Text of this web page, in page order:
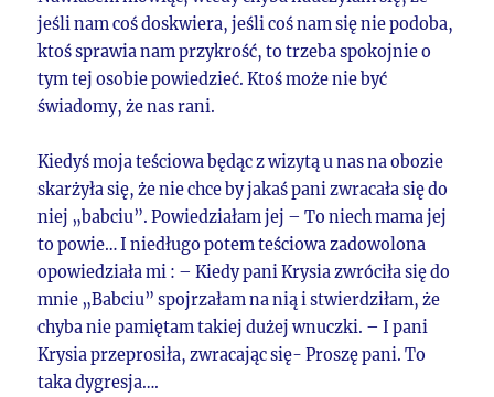
jeśli nam coś doskwiera, jeśli coś nam się nie podoba,
ktoś sprawia nam przykrość, to trzeba spokojnie o
tym tej osobie powiedzieć. Ktoś może nie być
świadomy, że nas rani.
Kiedyś moja teściowa będąc z wizytą u nas na obozie
skarżyła się, że nie chce by jakaś pani zwracała się do
niej „babciu”. Powiedziałam jej – To niech mama jej
to powie… I niedługo potem teściowa zadowolona
opowiedziała mi : – Kiedy pani Krysia zwróciła się do
mnie „Babciu” spojrzałam na nią i stwierdziłam, że
chyba nie pamiętam takiej dużej wnuczki. – I pani
Krysia przeprosiła, zwracając się- Proszę pani. To
taka dygresja….